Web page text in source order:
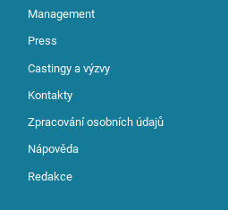
Management
Press
Castingy a výzvy
Kontakty
Zpracování osobních údajů
Nápověda
Redakce